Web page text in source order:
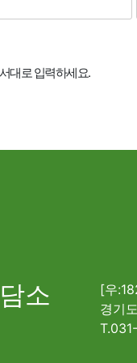
대로 입력하세요.
소
[우
경기